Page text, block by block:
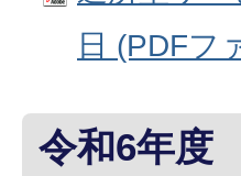
日 (PDFフ
令和6年度